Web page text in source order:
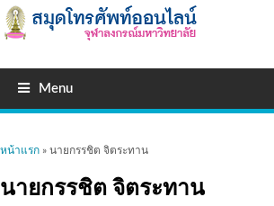
Menu
คุณอยู่ที่นี่
หน้าแรก » นายกรรชิต จิตระทาน
นายกรรชิต จิตระทาน